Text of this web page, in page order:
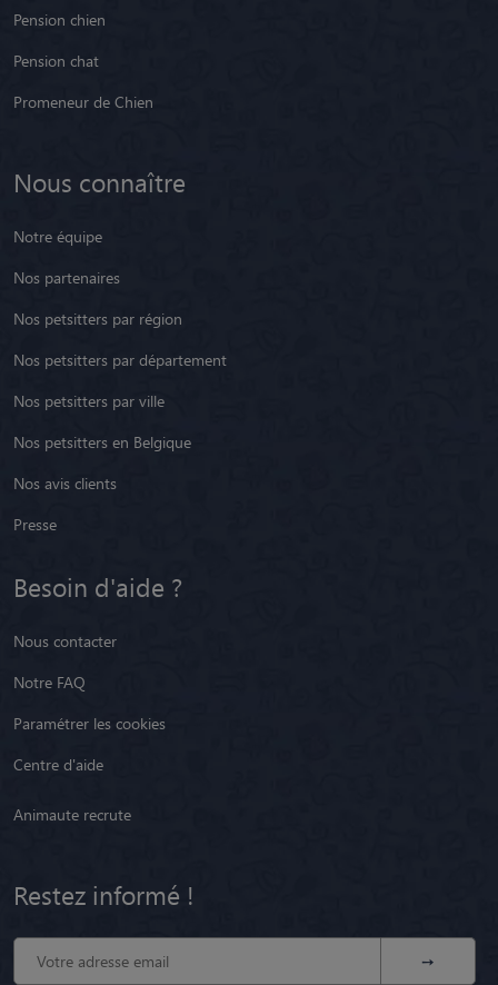
Pension chien
Pension chat
Promeneur de Chien
Nous connaître
Notre équipe
Nos partenaires
Nos petsitters par région
Nos petsitters par département
Nos petsitters par ville
Nos petsitters en Belgique
Nos avis clients
Presse
Besoin d'aide ?
Nous contacter
Notre FAQ
Paramétrer les cookies
Centre d'aide
Animaute recrute
Restez informé !